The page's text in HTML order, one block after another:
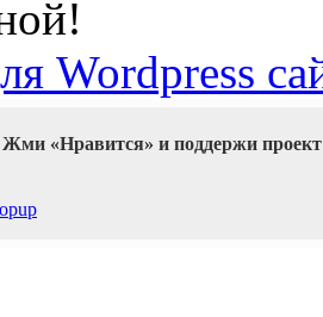
Wordpress
Жми «Нравится» и поддержи